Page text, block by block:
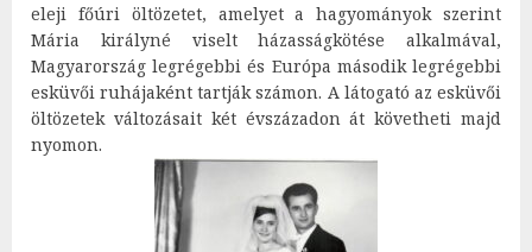
eleji főúri öltözetet, amelyet a hagyományok szerint
Mária királyné viselt házasságkötése alkalmával,
Magyarország legrégebbi és Európa második legrégebbi
esküvői ruhájaként tartják számon. A látogató az esküvői
öltözetek változásait két évszázadon át követheti majd
nyomon.